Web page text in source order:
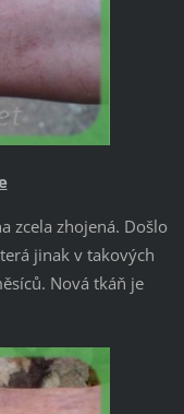
zcela zhojená. Došlo
jinak v takových
Nová tkáň je